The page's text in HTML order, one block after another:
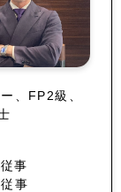
、FP2級、
事
事